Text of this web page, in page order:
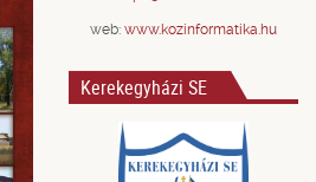
web: www.kozinformatika.hu
Kerekegyházi SE